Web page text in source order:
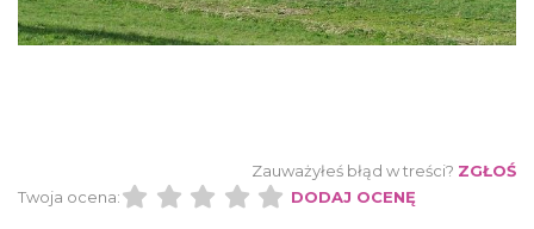
Zauważyłeś błąd w treści? ZGŁOŚ
Twoja ocena:
DODAJ OCENĘ